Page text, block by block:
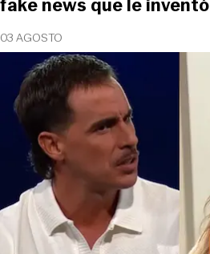
03 AGOSTO
fake news que le inventó